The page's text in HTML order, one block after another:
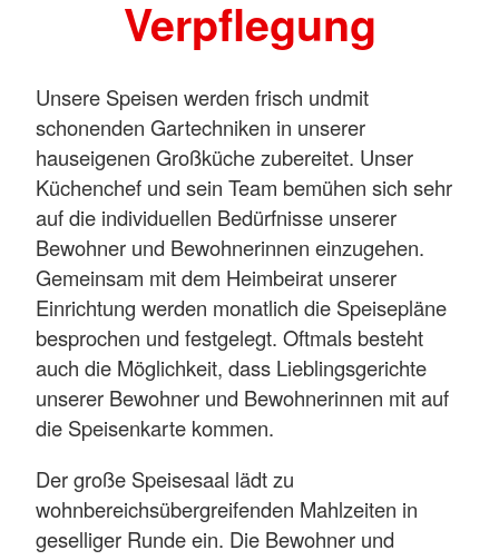
Verpflegung
Unsere Speisen werden frisch undmit
schonenden Gartechniken in unserer
hauseigenen Großküche zubereitet. Unser
Küchenchef und sein Team bemühen sich sehr
auf die individuellen Bedürfnisse unserer
Bewohner und Bewohnerinnen einzugehen.
Gemeinsam mit dem Heimbeirat unserer
Einrichtung werden monatlich die Speisepläne
besprochen und festgelegt. Oftmals besteht
auch die Möglichkeit, dass Lieblingsgerichte
unserer Bewohner und Bewohnerinnen mit auf
die Speisenkarte kommen.
Der große Speisesaal lädt zu
wohnbereichsübergreifenden Mahlzeiten in
geselliger Runde ein. Die Bewohner und